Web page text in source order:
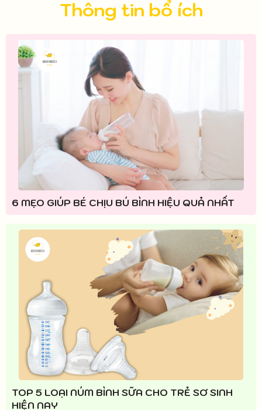
Thông tin bổ ích
6 MẸO GIÚP BÉ CHỊU BÚ BÌNH HIỆU QUẢ NHẤT
TOP 5 LOẠI NÚM BÌNH SỮA CHO TRẺ SƠ SINH
HIỆN NAY